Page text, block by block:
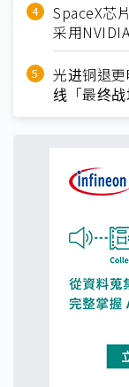
SpaceX芯
采用NVIDIA
光进铜退
线「最终战